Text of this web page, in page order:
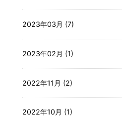
2023年03月 (7)
2023年02月 (1)
2022年11月 (2)
2022年10月 (1)